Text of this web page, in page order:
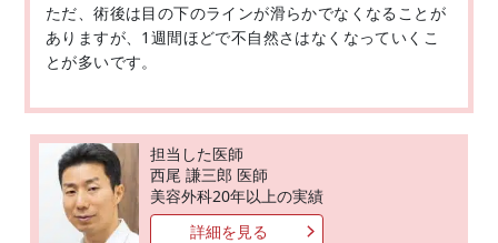
ただ、術後は目の下のラインが滑らかでなくなることが
ありますが、1週間ほどで不自然さはなくなっていくこ
とが多いです。
担当した医師
西尾 謙三郎 医師
美容外科20年以上の実績
詳細を見る